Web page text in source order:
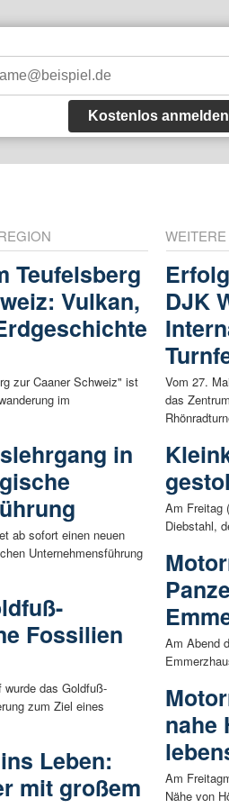
Kostenlos anmelden
Teufelsberg
Vulkan,
zur Caaner Schweiz" ist
im
in
ab sofort einen neuen
Unternehmensführung
Fossilien
das Goldfuß-
zum Ziel eines
Leben:
mit großem
DJK
Vom 27.
das
Am Freitag
Diebstahl,
Am Abend
nahe
Am
Nähe von